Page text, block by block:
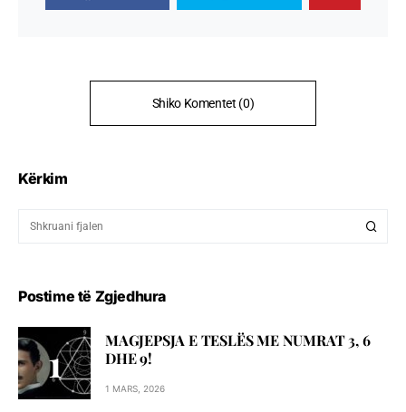
Shiko Komentet (0)
Kërkim
Postime të Zgjedhura
MAGJEPSJA E TESLËS ME NUMRAT 3, 6
DHE 9!
1 MARS, 2026